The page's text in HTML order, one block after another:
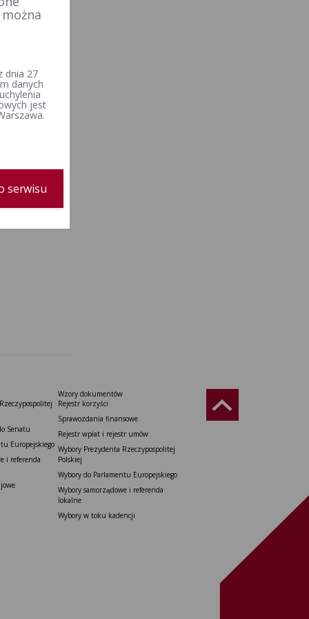
Senatu
Europejskiego
i referenda
Wzory dokumentów
Rejestr korzyści
Sprawozdania finansowe
Rejestr wpłat i rejestr umów
Wybory Prezydenta Rzeczypospolitej
Polskiej
Wybory do Parlamentu Europejskiego
Wybory samorządowe i referenda
lokalne
Wybory w toku kadencji
dnia 27
danych
jest
serwisu